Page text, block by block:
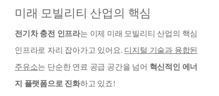
미래 모빌리티 산업의 핵심
전기차 충전 인프라는 이제 미래 모빌리티 산업의 핵심
인프라로 자리 잡아가고 있어요. 디지털 기술과 융합된
주유소는 단순한 연료 공급 공간을 넘어 혁신적인 에너
지 플랫폼으로 진화하고 있죠!